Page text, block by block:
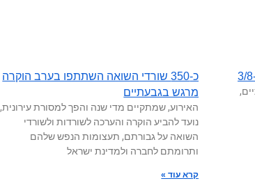
כ-350 שורדי השואה השתתפו בערב הוקרה
מרגש בגבעתיים
האירוע, שמתקיים מדי שנה והפך למסורת עירונית,
נועד להביע הוקרה והערכה לשורדות ולשורדי
השואה על גבורתם, תעצומות הנפש שלהם
ותרומתם לחברה ולמדינת ישראל
קרא עוד »